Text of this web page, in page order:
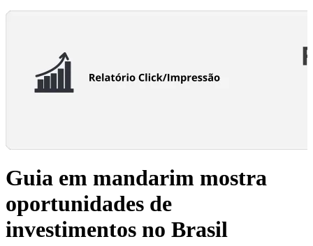
Guia em mandarim mostra
oportunidades de
investimentos no Brasil